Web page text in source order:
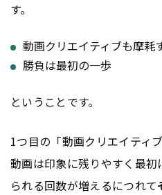
す。
動画クリエイティブも摩耗
勝負は最初の一歩
ということです。
1つ目の「動画クリエイティ
動画は印象に残りやすく最
られる回数が増えるにつれて